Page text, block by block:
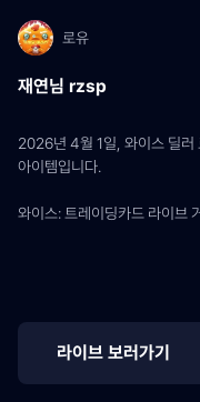
로유
재연님 rzsp
2026년 4월 1일, 와이스 딜러
아이템입니다.
와이스: 트레이딩카드 라이브
라이브 보러가기